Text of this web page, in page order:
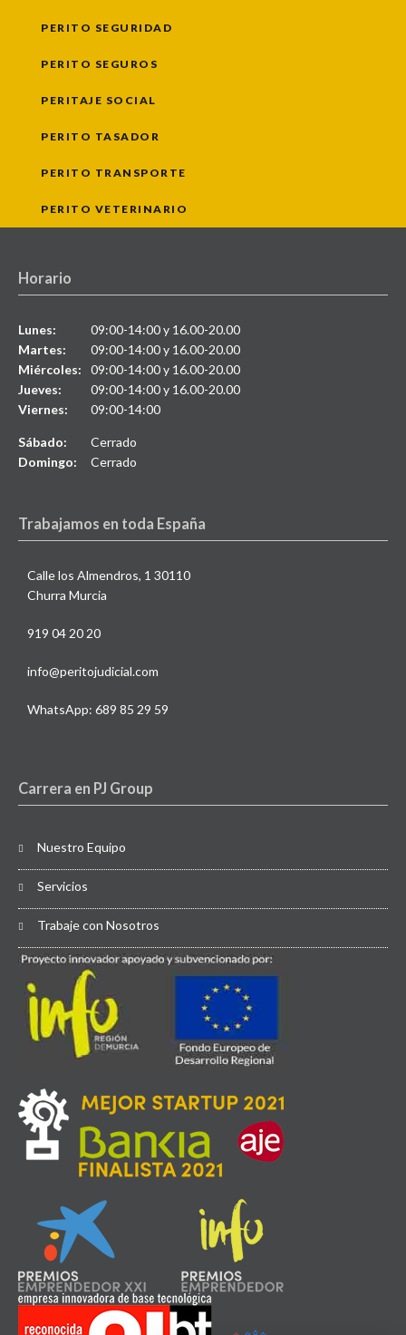
PERITO SEGURIDAD
PERITO SEGUROS
PERITAJE SOCIAL
PERITO TASADOR
PERITO TRANSPORTE
PERITO VETERINARIO
Horario
Lunes:
09:00-14:00 y 16.00-20.00
Martes:
09:00-14:00 y 16.00-20.00
Miércoles:
09:00-14:00 y 16.00-20.00
Jueves:
09:00-14:00 y 16.00-20.00
Viernes:
09:00-14:00
Sábado:
Cerrado
Domingo:
Cerrado
Trabajamos en toda España
Calle los Almendros, 1 30110
Churra Murcia
919 04 20 20
info@peritojudicial.com
WhatsApp: 689 85 29 59
Carrera en PJ Group
Nuestro Equipo
Servicios
Trabaje con Nosotros